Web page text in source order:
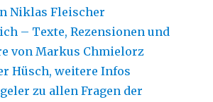
Niklas Fleischer
– Texte, Rezensionen und
von Markus Chmielorz
Hüsch, weitere Infos
zu allen Fragen der